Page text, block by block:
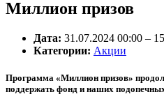
Миллион призов
Дата: 31.07.2024 00:00 –
Категории: Акции
Программа «Миллион призов»
поддержать фонд и наших